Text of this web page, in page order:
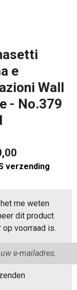
e
Wall
- No.379
verzending
me weten
dit product
op voorraad is.